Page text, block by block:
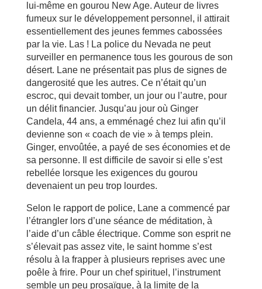
lui-même en gourou New Age. Auteur de livres
fumeux sur le développement personnel, il attirait
essentiellement des jeunes femmes cabossées
par la vie. Las ! La police du Nevada ne peut
surveiller en permanence tous les gourous de son
désert. Lane ne présentait pas plus de signes de
dangerosité que les autres. Ce n’était qu’un
escroc, qui devait tomber, un jour ou l’autre, pour
un délit financier. Jusqu’au jour où Ginger
Candela, 44 ans, a emménagé chez lui afin qu’il
devienne son « coach de vie » à temps plein.
Ginger, envoûtée, a payé de ses économies et de
sa personne. Il est difficile de savoir si elle s’est
rebellée lorsque les exigences du gourou
devenaient un peu trop lourdes.
Selon le rapport de police, Lane a commencé par
l’étrangler lors d’une séance de méditation, à
l’aide d’un câble électrique. Comme son esprit ne
s’élevait pas assez vite, le saint homme s’est
résolu à la frapper à plusieurs reprises avec une
poêle à frire. Pour un chef spirituel, l’instrument
semble un peu prosaïque, à la limite de la